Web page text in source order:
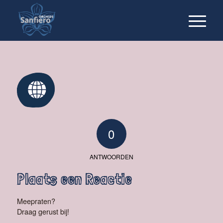
0
ANTWOORDEN
Plaats een Reactie
Meepraten?
Draag gerust bij!